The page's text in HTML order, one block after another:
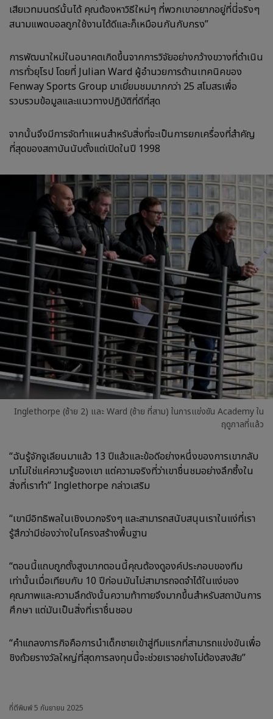
เสียเวทมนตร์นั้นได้ คุณต้องหาวิธีใหม่ๆ ที่พวกเขาอยากอยู่ที่นี่จริงๆ
สนามแพดบอลถูกใช้งานได้ดีและก็เหมือนกันกับกรง”
การพัฒนาใหม่ในอนาคตเกิดขึ้นจากการวิจัยอย่างกว้างขวางที่ดำเนิน
การทั่วยุโรป โดยที่ Julian Ward ผู้อำนวยการด้านเทคนิคของ
Fenway Sports Group มาเยี่ยมชมมากกว่า 25 สโมสรเพื่อ
รวบรวมข้อมูลและแนวทางปฏิบัติที่ดีที่สุด
จากนั้นจึงมีการจัดทำแผนสำหรับสิ่งที่จะเป็นการยกเครื่องที่สำคัญ
ที่สุดของสถาบันนับตั้งแต่เปิดในปี 1998
Inglethorpe (ซ้าย 2) และ Ward (ซ้าย ที่สาม) ในการแข่งขัน Academy ใน
ฤดูกาลที่แล้ว
“ฉันรู้จักจูเลียนมาแล้ว 13 ปีแล้วและข้อดีอย่างหนึ่งของการเขากลับ
มาไม่ใช่แค่ความรู้ของเขา แต่ความจริงที่ว่าเขาชื่นชมอย่างลึกซึ้งใน
สิ่งที่เราทำ” Inglethorpe กล่าวเสริม
“เขามีอิทธิพลในเชิงบวกจริงๆ และสามารถสนับสนุนเราในแง่ที่เรา
รู้สึกว่ามีช่องว่างในโครงสร้างพื้นฐาน
“ตอนนี้แถบถูกตั้งสูงมากตอนนี้คุณต้องดูองค์ประกอบของทีม
เท่านั้นเมื่อเทียบกับ 10 ปีก่อนมันไม่สามารถจดจำได้ในแง่ของ
คุณภาพและความลึกดังนั้นความท้าทายจึงมากขึ้นสำหรับสถาบันการ
ศึกษา แต่มันเป็นสิ่งที่เราชื่นชอบ
“คำแถลงภารกิจคือการนำเด็กชายเข้าสู่ทีมแรกที่สามารถแข่งขันเพื่อ
ชิงถ้วยรางวัลใหญ่ที่สุดการลงทุนนี้จะช่วยเราอย่างไม่ต้องสงสัย”
ที่ตีพิมพ์5 กันยายน 2025